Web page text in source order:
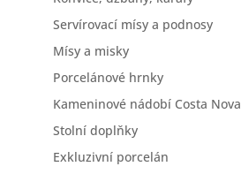
Servírovací mísy a podnosy
Mísy a misky
Porcelánové hrnky
Kameninové nádobí Costa Nova
Stolní doplňky
Exkluzivní porcelán